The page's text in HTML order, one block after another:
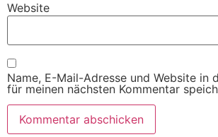
Website
Name, E-Mail-Adresse und Website in
für meinen nächsten Kommentar